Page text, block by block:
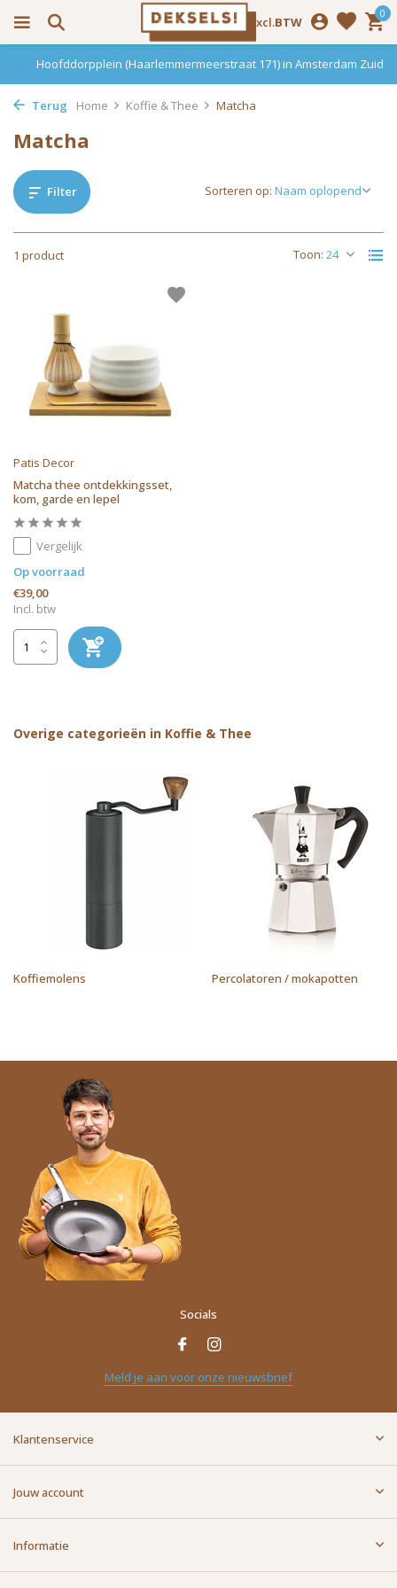
Incl. Excl.BTW
0
Hoofddorpplein (Haarlemmermeerstraat 171) in Amsterdam Zuid
Terug Home Koffie & Thee Matcha
Matcha
Filter
1 product Toon:
Sorteren op:
Patis Decor
Matcha thee ontdekkingsset,
kom, garde en lepel
Vergelijk
Op voorraad
€39,00
Incl. btw
Overige categorieën in Koffie & Thee
Koffiemolens Percolatoren / mokapotten
Socials
Meld je aan voor onze nieuwsbrief
Klantenservice
Jouw account
Informatie